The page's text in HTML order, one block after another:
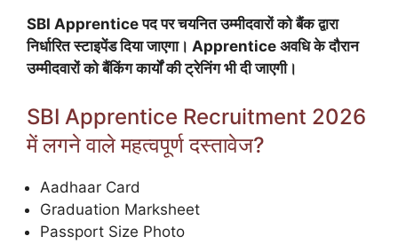
SBI Apprentice पद पर चयनित उम्मीदवारों को बैंक द्वारा
निर्धारित स्टाइपेंड दिया जाएगा। Apprentice अवधि के दौरान
उम्मीदवारों को बैंकिंग कार्यों की ट्रेनिंग भी दी जाएगी।
SBI Apprentice Recruitment 2026
में लगने वाले महत्वपूर्ण दस्तावेज?
Aadhaar Card
Graduation Marksheet
Passport Size Photo